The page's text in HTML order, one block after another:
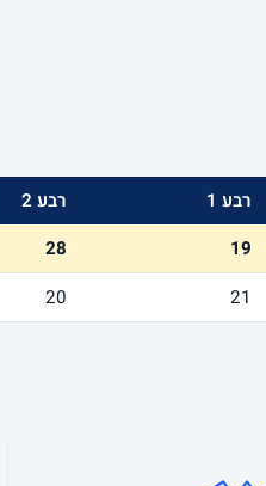
רבע 1 רבע 2
19
28
21
20